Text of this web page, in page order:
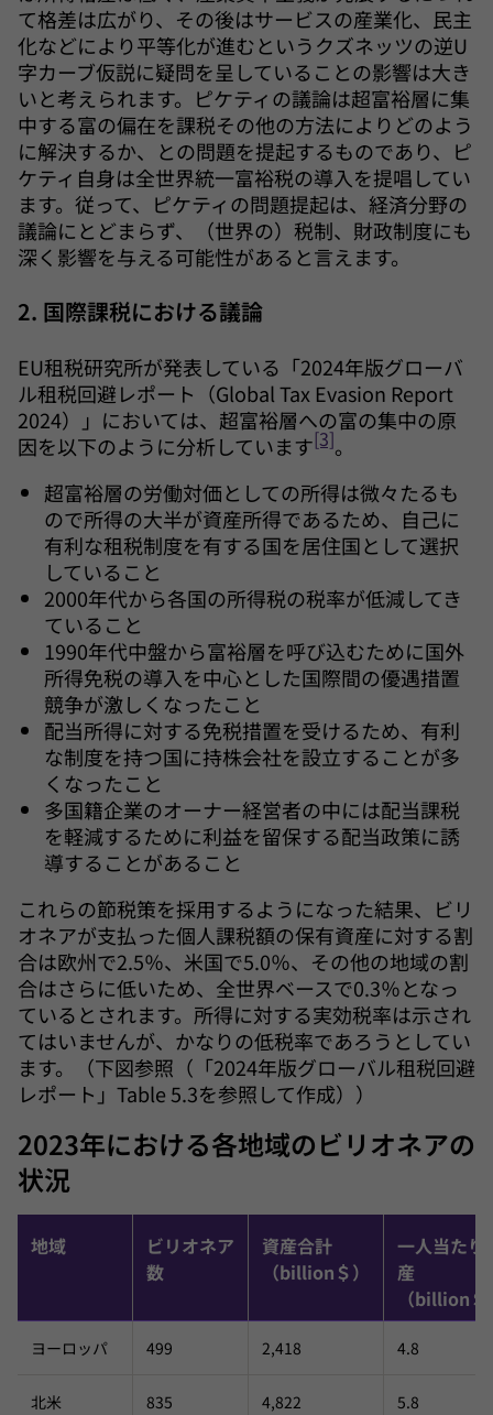
て格差は広がり、その後はサービスの産業化、民主
化などにより平等化が進むというクズネッツの逆U
字カーブ仮説に疑問を呈していることの影響は大き
いと考えられます。ピケティの議論は超富裕層に集
中する富の偏在を課税その他の方法によりどのよう
に解決するか、との問題を提起するものであり、ピ
ケティ自身は全世界統一富裕税の導入を提唱してい
ます。従って、ピケティの問題提起は、経済分野の
議論にとどまらず、（世界の）税制、財政制度にも
深く影響を与える可能性があると言えます。
2. 国際課税における議論
EU租税研究所が発表している「2024年版グローバ
ル租税回避レポート（Global Tax Evasion Report
2024）」においては、超富裕層への富の集中の原
因を以下のように分析しています[3]。
超富裕層の労働対価としての所得は微々たるも
ので所得の大半が資産所得であるため、自己に
有利な租税制度を有する国を居住国として選択
していること
2000年代から各国の所得税の税率が低減してき
ていること
1990年代中盤から富裕層を呼び込むために国外
所得免税の導入を中心とした国際間の優遇措置
競争が激しくなったこと
配当所得に対する免税措置を受けるため、有利
な制度を持つ国に持株会社を設立することが多
くなったこと
多国籍企業のオーナー経営者の中には配当課税
を軽減するために利益を留保する配当政策に誘
導することがあること
これらの節税策を採用するようになった結果、ビリ
オネアが支払った個人課税額の保有資産に対する割
合は欧州で2.5％、米国で5.0％、その他の地域の割
合はさらに低いため、全世界ベースで0.3％となっ
ているとされます。所得に対する実効税率は示され
てはいませんが、かなりの低税率であろうとしてい
ます。（下図参照（「2024年版グローバル租税回避
レポート」Table 5.3を参照して作成））
2023年における各地域のビリオネアの
状況
地域
ビリオネア
数
資産合計
（billion＄）
一人当たり
産
（billion＄
ヨーロッパ 499 2,418 4.8
北米 835 4,822 5.8